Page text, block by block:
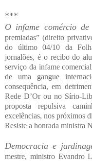
***
O infame comércio de
premiadas” (direito
do último 04/10 da
jornalões, é o recibo do
serviço da infame
de uma gangue
consequência, em
Rede D’Or ou no Sírio-
proposta repulsiva
excelências, nos próximos
Resiste a honrada ministra
Democracia e
mestre, ministro Evandro